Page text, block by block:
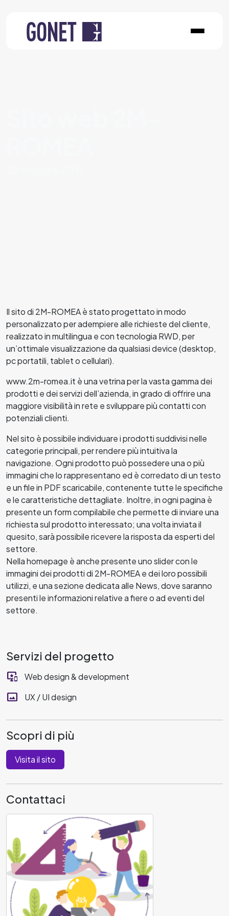
Il sito di 2M-ROMEA è stato progettato in modo
personalizzato per adempiere alle richieste del cliente,
realizzato in multilingua e con tecnologia RWD, per
un’ottimale visualizzazione da qualsiasi device (desktop,
pc portatili, tablet o cellulari).
www.2m-romea.it è una vetrina per la vasta gamma dei
prodotti e dei servizi dell’azienda, in grado di offrire una
maggiore visibilità in rete e sviluppare più contatti con
potenziali clienti.
Nel sito è possibile individuare i prodotti suddivisi nelle
categorie principali, per rendere più intuitiva la
navigazione. Ogni prodotto può possedere una o più
immagini che lo rappresentano ed è corredato di un testo
e un file in PDF scaricabile, contenente tutte le specifiche
e le caratteristiche dettagliate. Inoltre, in ogni pagina è
presente un form compilabile che permette di inviare una
richiesta sul prodotto interessato; una volta inviata il
quesito, sarà possibile ricevere la risposta da esperti del
settore.
Nella homepage è anche presente uno slider con le
immagini dei prodotti di 2M-ROMEA e dei loro possibili
utilizzi, e una sezione dedicata alle News, dove saranno
presenti le informazioni relative a fiere o ad eventi del
settore.
Servizi del progetto
important_devices
Web design & development
panorama UX / UI design
Scopri di più
Visita il sito
Contattaci